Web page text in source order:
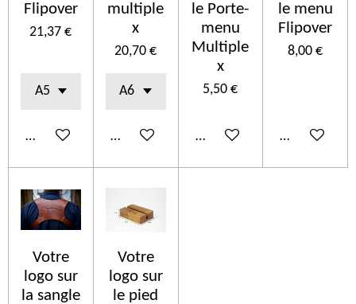
Flipover
21,37 €
Ajouter au panier
multiple
x
20,70 €
Ajouter au panier
le Porte-
menu
Multiple
x
5,50 €
Ajouter au panier
le menu
Flipover
8,00 €
Ajouter au
Votre
logo sur
la sangle
Votre
logo sur
le pied